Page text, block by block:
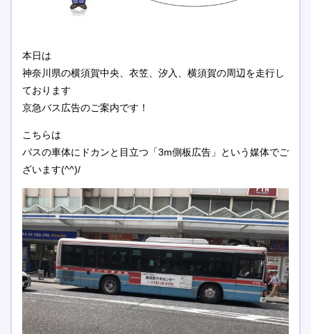
本日は
神奈川県の横須賀中央、衣笠、汐入、横須賀の周辺を走行し
ております
京急バス広告のご案内です！
こちらは
バスの車体にドカンと目立つ「3m側板広告」という媒体でご
ざいます(^^)/